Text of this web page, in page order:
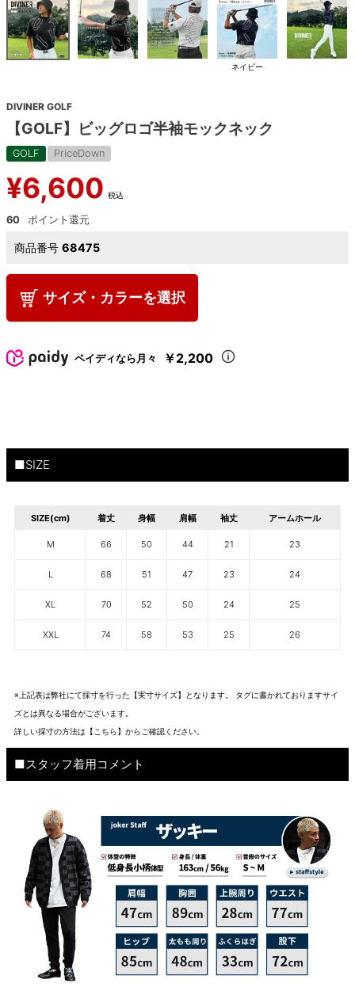
ネイビー
DIVINER GOLF
【GOLF】ビッグロゴ半袖モックネック
GOLF PriceDown
¥6,600 税込
60
商品番号 68475
サイズ・カラーを選択
ペイディなら月々 ￥2,200
■SIZE
SIZE(cm) 着丈 身幅 肩幅 袖丈 アームホール
M 66 50 44 21 23
L 68 51 47 23 24
XL 70 52 50 24 25
XXL 74 58 53 25 26
※上記表は弊社にて採寸を行った【実寸サイズ】となります。 タグに書かれておりますサイ
ズとは異なる場合がございます。
詳しい採寸の方法は 【こちら】から ご確認ください。
■スタッフ着用コメント